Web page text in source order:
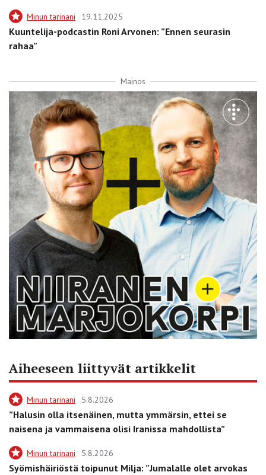
Minun tarinani 19.11.2025
Kuuntelija-podcastin Roni Arvonen: ”Ennen seurasin
rahaa”
Mainos
Aiheeseen liittyvät artikkelit
Minun tarinani 5.8.2026
”Halusin olla itsenäinen, mutta ymmärsin, ettei se
naisena ja vammaisena olisi Iranissa mahdollista”
Minun tarinani 5.8.2026
Syömishäiriöstä toipunut Milja: ”Jumalalle olet arvokas